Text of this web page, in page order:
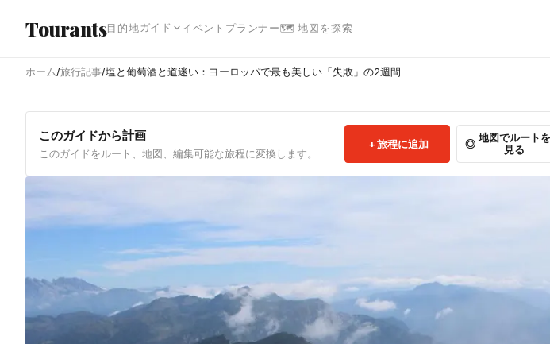
Tourants目的地ガイド イベント プランナー🗺 地図を探索
ホーム/旅行記事/塩と葡萄酒と道迷い：ヨーロッパで最も美しい「失敗」の2週間
このガイドから計画
このガイドをルート、地図、編集可能な旅程に変換します。
旅程に追加
地図でルートを
見る